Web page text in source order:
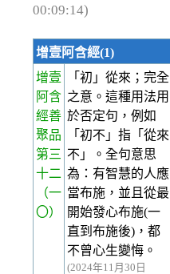
00:09:14)
增壹阿含經(1)
增壹
阿含
經善
聚品
第三
十二
（一
〇）
「初」從來；完全
之意。這種用法用
於否定句，例如
「初不」指「從來
不」。全句意思
為：有智慧的人應
當布施，並且從最
開始發心布施(一
直到布施後)，都
不曾心生變悔。
(2024年11月30日